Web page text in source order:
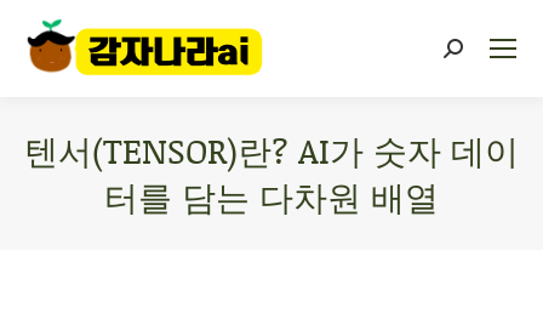
텐서(TENSOR)란? AI가 숫자 데이
터를 담는 다차원 배열